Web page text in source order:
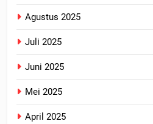
Agustus 2025
Juli 2025
Juni 2025
Mei 2025
April 2025